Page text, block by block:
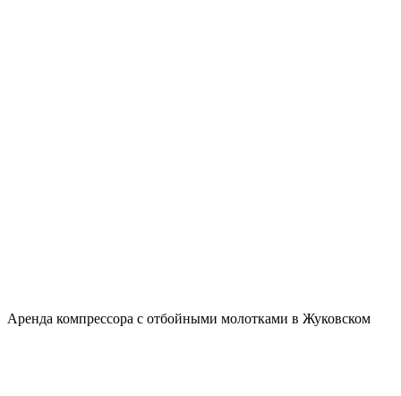
Аренда компрессора с отбойными молотками в Жуковском